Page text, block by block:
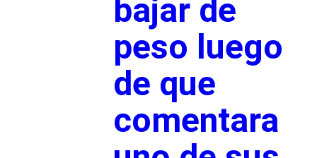
bajar de
peso luego
de que
comentara